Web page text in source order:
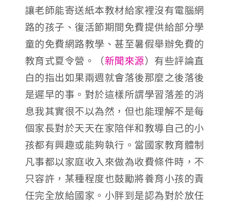
讓老師能寄送紙本教材給家裡沒有電腦網
路的孩子、復活節期間免費提供給部分學
童的免費網路教學、甚至暑假舉辦免費的
教育式夏令營。（新聞來源）有些評論直
白的指出如果兩週就會落後那麼之後落後
是遲早的事。對於這樣所謂學習落差的消
息我其實很不以為然，但也能理解不是每
個家長對於天天在家陪伴和教導自己的小
孩都有興趣或能夠執行。當國家教育體制
凡事都以家庭收入來做為收費條件時，不
只容許，某種程度也鼓勵將養育小孩的責
任完全放給國家。小胖到是認為對於放任